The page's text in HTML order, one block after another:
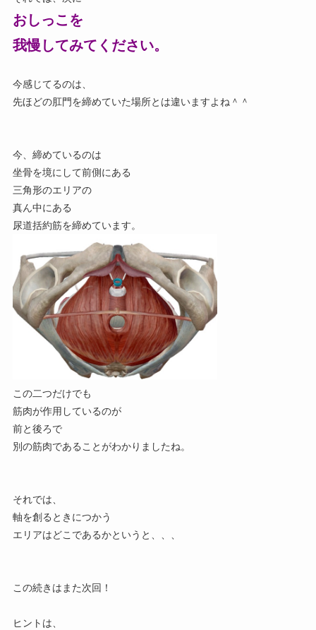
おしっこを
我慢してみてください。
今感じてるのは、
先ほどの肛門を締めていた場所とは違いますよね＾＾
今、締めているのは
坐骨を境にして前側にある
三角形のエリアの
真ん中にある
尿道括約筋を締めています。
この二つだけでも
筋肉が作用しているのが
前と後ろで
別の筋肉であることがわかりましたね。
それでは、
軸を創るときにつかう
エリアはどこであるかというと、、、
この続きはまた次回！
ヒントは、